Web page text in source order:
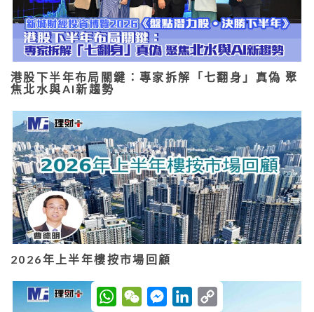
港股下半年布局關鍵：專家拆解「七翻身」真偽 聚
焦北水與AI新趨勢
2026年上半年樓按市場回顧
W
h
W
e
M
e
L